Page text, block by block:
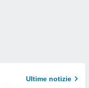
Ultime notizie